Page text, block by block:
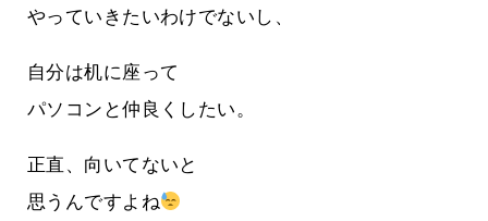
やっていきたいわけでないし、
自分は机に座って
パソコンと仲良くしたい。
正直、向いてないと
思うんですよね